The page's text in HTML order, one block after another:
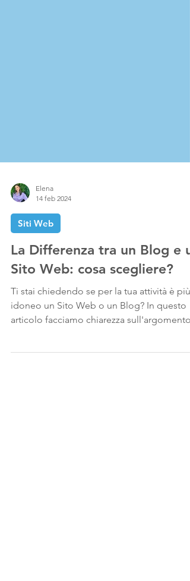
14 feb 2024
Siti Web
La Differenza tra un Blog e
Sito Web: cosa scegliere?
Ti stai chiedendo se per la tua attività è più
idoneo un Sito Web o un Blog? In questo
analizzi